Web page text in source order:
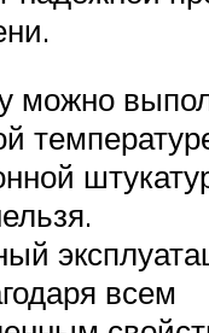
можно
всем